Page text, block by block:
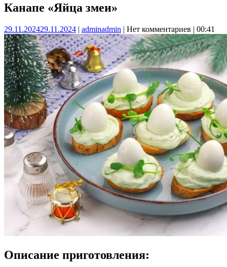
Канапе «Яйца змеи»
29.11.202429.11.2024 | adminadmin | Нет комментариев | 00:41
Описание приготовления: